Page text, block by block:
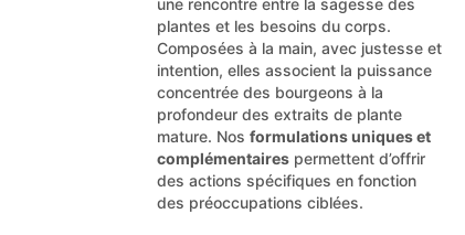
plantes et les besoins du corps.
Composées à la main, avec justesse et
intention, elles associent la puissance
concentrée des bourgeons à la
profondeur des extraits de plante
mature. Nos formulations uniques et
complémentaires permettent d’offrir
des actions spécifiques en fonction
des préoccupations ciblées.